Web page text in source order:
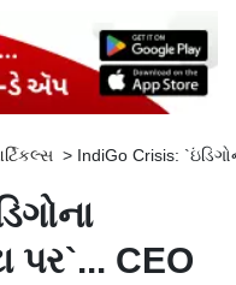
> IndiGo Crisis:
પર`... CEO